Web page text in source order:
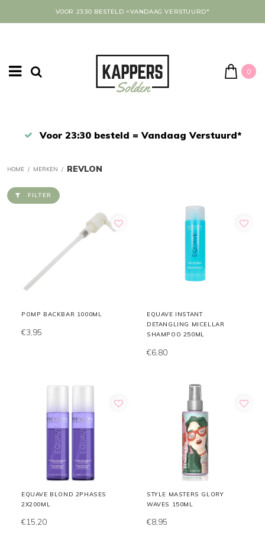
VOOR 23:30 BESTELD =VANDAAG VERSTUURD*
0
Afrekenen in een veilige omgeving
HOME / MERKEN / REVLON
FILTER
POMP BACKBAR 1000ML
€3,95
EQUAVE INSTANT
DETANGLING MICELLAR
SHAMPOO 250ML
€6,80
EQUAVE BLOND 2PHASES
2X200ML
€15,20
STYLE MASTERS GLORY
WAVES 150ML
€8,95